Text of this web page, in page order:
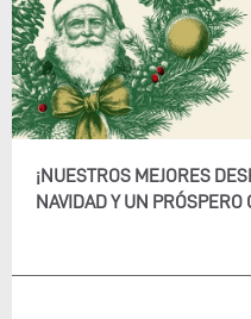
¡NUESTROS MEJORES
NAVIDAD Y UN